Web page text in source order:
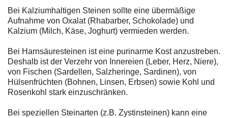
Bei Kalziumhaltigen Steinen sollte eine übermäßige
Aufnahme von Oxalat (Rhabarber, Schokolade) und
Kalzium (Milch, Käse, Joghurt) vermieden werden.
Bei Harnsäuresteinen ist eine purinarme Kost anzustreben.
Deshalb ist der Verzehr von Innereien (Leber, Herz, Niere),
von Fischen (Sardellen, Salzheringe, Sardinen), von
Hülsenfrüchten (Bohnen, Linsen, Erbsen) sowie Kohl und
Rosenkohl stark einzuschränken.
Bei speziellen Steinarten (z.B. Zystinsteinen) kann eine